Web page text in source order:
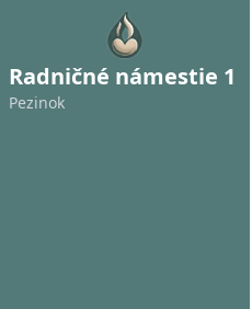
Radničné námestie 1
Pezinok